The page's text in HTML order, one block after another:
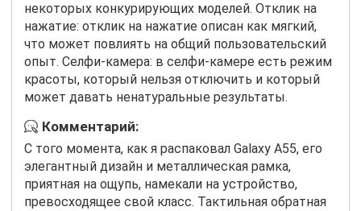
некоторых конкурирующих моделей. Отклик на
нажатие: отклик на нажатие описан как мягкий,
что может повлиять на общий пользовательский
опыт. Селфи-камера: в селфи-камере есть режим
красоты, который нельзя отключить и который
может давать ненатуральные результаты.
Комментарий:
С того момента, как я распаковал Galaxy A55, его
элегантный дизайн и металлическая рамка,
приятная на ощупь, намекали на устройство,
превосходящее свой класс. Тактильная обратная